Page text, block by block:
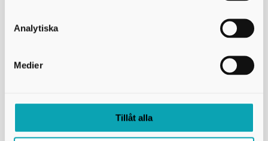
Analytiska
Medier
Tillåt alla
Helensparken i augusti – varje tisdagkväll
bjuds det på kostnadsfria konserter mitt i
SKÖVDE KULTURHUS
tillbaka för trettonde året i rad. Nu fortsätter